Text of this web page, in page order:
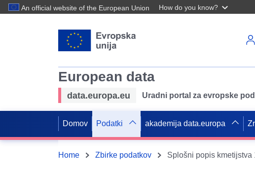
An official website of the European Union How do you know?
European data
data.europa.eu Uradni portal za evropske
Domov Podatki akademija data.europa
Home Zbirke podatkov Splošni popis kmetijstva